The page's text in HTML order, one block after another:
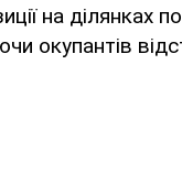
на ділянках
окупантів